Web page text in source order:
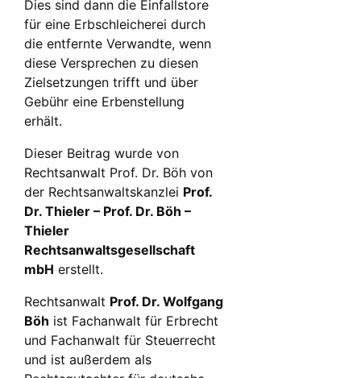
Dies sind dann die Einfallstore
für eine Erbschleicherei durch
die entfernte Verwandte, wenn
diese Versprechen zu diesen
Zielsetzungen trifft und über
Gebühr eine Erbenstellung
erhält.
Dieser Beitrag wurde von
Rechtsanwalt Prof. Dr. Böh von
der Rechtsanwaltskanzlei Prof.
Dr. Thieler – Prof. Dr. Böh –
Thieler
Rechtsanwaltsgesellschaft
mbH erstellt.
Rechtsanwalt Prof. Dr. Wolfgang
Böh ist Fachanwalt für Erbrecht
und Fachanwalt für Steuerrecht
und ist außerdem als